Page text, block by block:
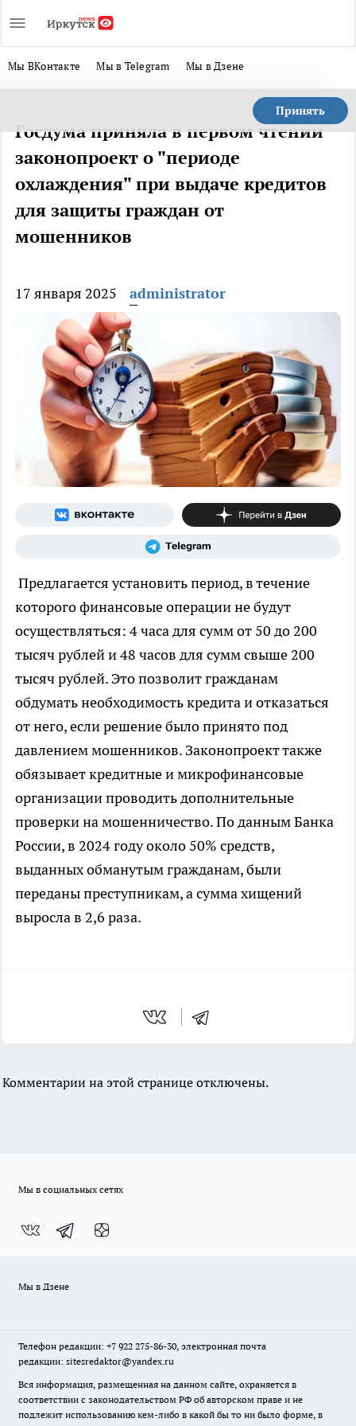
Мы ВКонтакте Мы в Telegram Мы в Дзене
Принять
​Госдума приняла в первом чтении
законопроект о "периоде
охлаждения" при выдаче кредитов
для защиты граждан от
мошенников
17 января 2025 administrator
Предлагается установить период, в течение
которого финансовые операции не будут
осуществляться: 4 часа для сумм от 50 до 200
тысяч рублей и 48 часов для сумм свыше 200
тысяч рублей. Это позволит гражданам
обдумать необходимость кредита и отказаться
от него, если решение было принято под
давлением мошенников. Законопроект также
обязывает кредитные и микрофинансовые
организации проводить дополнительные
проверки на мошенничество. По данным Банка
России, в 2024 году около 50% средств,
выданных обманутым гражданам, были
переданы преступникам, а сумма хищений
выросла в 2,6 раза.
Комментарии на этой странице отключены.
Мы в социальных сетях
Мы в Дзене
Телефон редакции: +7 922 275-86-30, электронная почта
редакции: sitesredaktor@yandex.ru
Вся информация, размещенная на данном сайте, охраняется в
соответствии с законодательством РФ об авторском праве и не
подлежит использованию кем-либо в какой бы то ни было форме, в